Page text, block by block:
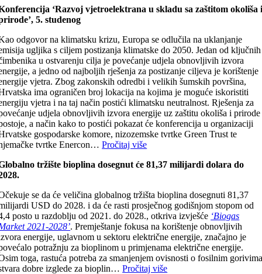
‘Razvoj vjetroelektrana u skladu sa zaštitom okoliša
5. studenog
odgovor na klimatsku krizu, Europa se odlučila na uklanjanje
ugljika s ciljem postizanja klimatske do 2050. Jedan od ključnih
u ostvarenju cilja je povećanje udjela obnovljivih izvora
a jedno od najboljih rješenja za postizanje ciljeva je korištenje
vjetra. Zbog zakonskih odredbi i velikih šumskih površina,
ima ograničen broj lokacija na kojima je moguće iskoristiti
vjetra i na taj način postići klimatsku neutralnost. Rješenja za
udjela obnovljivih izvora energije uz zaštitu okoliša i prirode
a način kako to postići pokazat će konferencija u organizaciji
gospodarske komore, nizozemske tvrtke Green Trust te
tvrtke Enercon…Pročitaj više
tržište bioplina dosegnut će 81,37 milijardi dolara do
se da će veličina globalnog tržišta bioplina dosegnuti 81,37
USD do 2028. i da će rasti prosječnog godišnjom stopom od
posto u razdoblju od 2021. do 2028., otkriva izvješće ‘Biogas
2021-2028’. Premještanje fokusa na korištenje obnovljivih
energije, uglavnom u sektoru električne energije, značajno je
potražnju za bioplinom u primjenama električne energije.
toga, rastuća potreba za smanjenjem ovisnosti o fosilnim
dobre izglede za bioplin…Pročitaj više